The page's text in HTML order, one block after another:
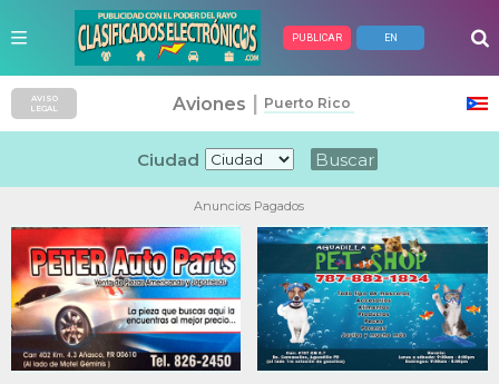
PUBLICAR EN
Anuncios Pagados
AVISO
LEGAL
Aviones Puerto Rico
Ciudad